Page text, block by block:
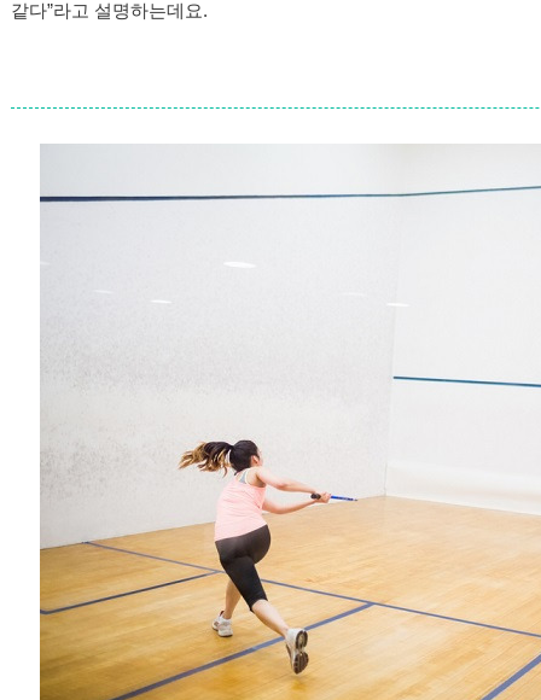
같다”라고 설명하는데요.